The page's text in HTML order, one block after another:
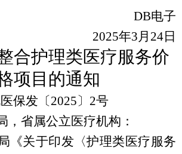
DB电子
2025年3月 24日
合护理类医疗服务价
项目的通知
保发〔2025〕 2号
，省属公立医疗机构：
《关于印发〈护理类医疗服务